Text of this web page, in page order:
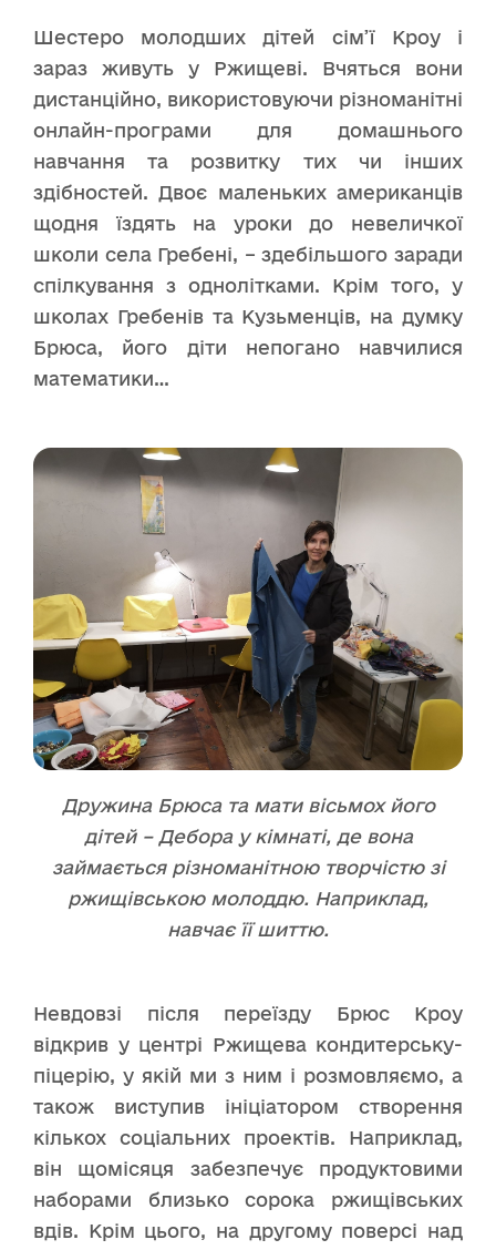
Шестеро молодших дітей сім’ї Кроу і
зараз живуть у Ржищеві. Вчяться вони
дистанційно, використовуючи різноманітні
онлайн-програми для домашнього
навчання та розвитку тих чи інших
здібностей. Двоє маленьких американців
щодня їздять на уроки до невеличкої
школи села Гребені, – здебільшого заради
спілкування з однолітками. Крім того, у
школах Гребенів та Кузьменців, на думку
Брюса, його діти непогано навчилися
математики…
Дружина Брюса та мати вісьмох його
дітей – Дебора у кімнаті, де вона
займається різноманітною творчістю зі
ржищівською молоддю. Наприклад,
навчає її шиттю.
Невдовзі після переїзду Брюс Кроу
відкрив у центрі Ржищева кондитерську-
піцерію, у якій ми з ним і розмовляємо, а
також виступив ініціатором створення
кількох соціальних проектів. Наприклад,
він щомісяця забезпечує продуктовими
наборами близько сорока ржищівських
вдів. Крім цього, на другому поверсі над